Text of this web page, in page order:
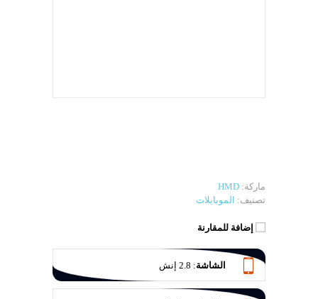
ماركة: HMD
تصنيف: الموبايلات
إضافة للمقارنة
الشاشة: 2.8 إنش